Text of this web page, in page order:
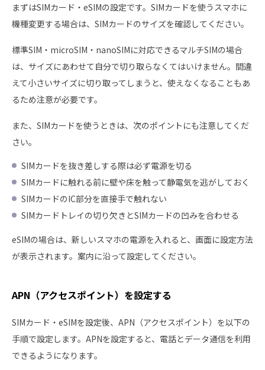
まずはSIMカード・eSIMの設定です。SIMカードを使うスマホに
機種変更する場合は、SIMカードのサイズを確認してください。
標準SIM・microSIM・nanoSIMに対応できるマルチSIMの場合
は、サイズにあわせて自分で切り取らなくてはいけません。間違
えて小さいサイズに切り取ってしまうと、使えなくなることもあ
るため注意が必要です。
また、SIMカードを使うときは、次のポイントにも注意してくだ
さい。
SIMカードを抜き差しする際は必ず電源を切る
SIMカードに触れる前に壁や床を触って静電気を逃がしておく
SIMカードのIC部分を直接手で触れない
SIMカードトレイの切り欠きとSIMカードの凹みを合わせる
eSIMの場合は、新しいスマホの電源を入れると、画面に設定方法
が表示されます。案内に沿って設定してください。
APN（アクセスポイント）を設定する
SIMカード・eSIMを設定後、APN（アクセスポイント）を以下の
手順で設定します。APNを設定すると、電話とデータ通信を利用
できるようになります。